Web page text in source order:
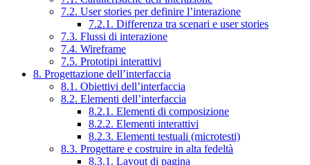
7.2. User stories per definire l’interazione
7.2.1. Differenza tra scenari e user stories
7.3. Flussi di interazione
7.4. Wireframe
7.5. Prototipi interattivi
8. Progettazione dell’interfaccia
8.1. Obiettivi dell’interfaccia
8.2. Elementi dell’interfaccia
8.2.1. Elementi di composizione
8.2.2. Elementi interattivi
8.2.3. Elementi testuali (microtesti)
8.3. Progettare e costruire in alta fedeltà
8.3.1. Layout di pagina